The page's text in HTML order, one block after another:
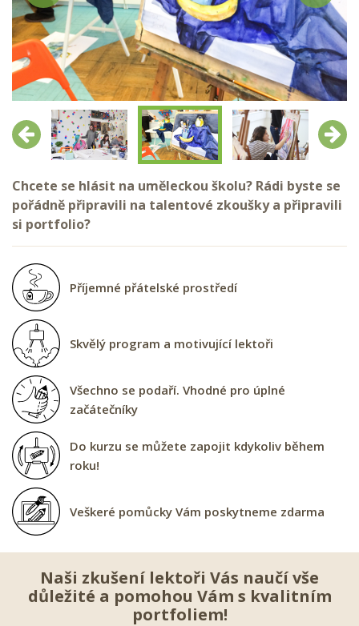
Předchozí Další
Chcete se hlásit na uměleckou školu? Rádi byste se
pořádně připravili na talentové zkoušky a připravili
si portfolio?
Příjemné přátelské prostředí
Skvělý program a motivující lektoři
Všechno se podaří. Vhodné pro úplné
začátečníky
Do kurzu se můžete zapojit kdykoliv během
roku!
Veškeré pomůcky Vám poskytneme zdarma
Naši zkušení lektoři Vás naučí vše
důležité a pomohou Vám s kvalitním
portfoliem!